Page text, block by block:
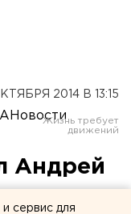
2014 В 13:15
Андрей
сервис для